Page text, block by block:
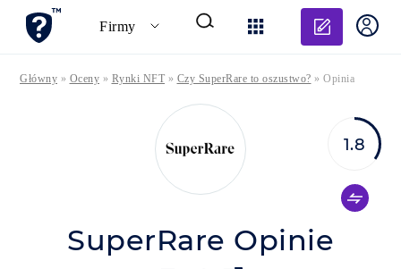
Firmy
Dodaj
Główny » Oceny » Rynki NFT » Czy SuperRare to oszustwo? » Opinia
SuperRare Opinie
1.8